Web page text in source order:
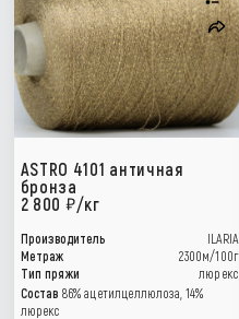
ASTRO 4101 античная
бронза
2 800
/кг
Производитель
ILARIA
Метраж
2300м/100г
Тип пряжи
люрекс
Состав 86% ацетилцеллюлоза, 14%
люрекс